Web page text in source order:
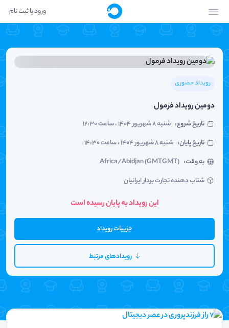
ورود یا ثبت نام
رویداد حضوری
دومین رویداد فرمول
تاریخ شروع: شنبه ۸ شهریور ۱۴۰۴ ، ساعت ۱۲:۳۰
تاریخ پایان: شنبه ۸ شهریور ۱۴۰۴ ، ساعت ۱۴:۳۰
به وقت:
Africa/Abidjan (GMTGMT)
شتاب دهنده تجارت بردار ایرانیان
این رویداد به پایان رسیده است
جزییات رویداد
رویدادهای مرتبط